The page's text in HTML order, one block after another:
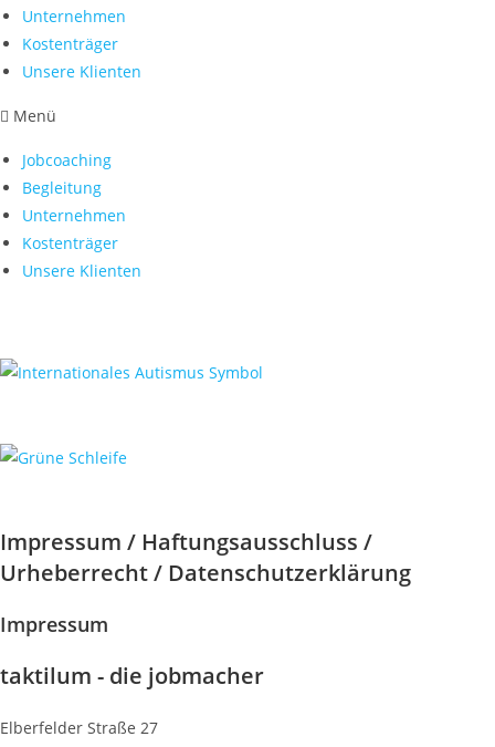
Unternehmen
Kostenträger
Unsere Klienten
Menü
Jobcoaching
Begleitung
Unternehmen
Kostenträger
Unsere Klienten
Impressum / Haftungsausschluss /
Urheberrecht / Datenschutzerklärung
Impressum
taktilum - die jobmacher
Elberfelder Straße 27